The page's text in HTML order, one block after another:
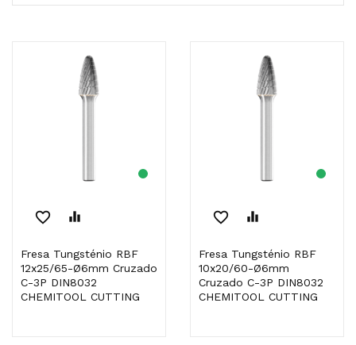
favorite_border equalizer
Fresa Tungsténio RBF
12x25/65-Ø6mm Cruzado
C-3P DIN8032
CHEMITOOL CUTTING
favorite_border equalizer
Fresa Tungsténio RBF
10x20/60-Ø6mm
Cruzado C-3P DIN8032
CHEMITOOL CUTTING